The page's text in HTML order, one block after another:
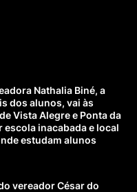
Nathalia Biné, a
dos alunos, vai às
Vista Alegre e Ponta da
escola inacabada e local
estudam alunos
vereador César do